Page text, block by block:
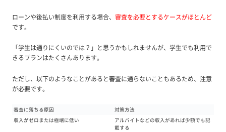
ローンや後払い制度を利用する場合、 審査を必要とするケースがほとんど
です。
「学生は通りにくいのでは？」と思うかもしれませんが、学生でも利用で
きるプランはたくさんあります。
ただし、以下のようなことがあると審査に通らないこともあるため、注意
が必要です。
審査に落ちる原因
対策方法
収入がゼロまたは極端に低い
アルバイトなどの収入があれば少額でも記
載する